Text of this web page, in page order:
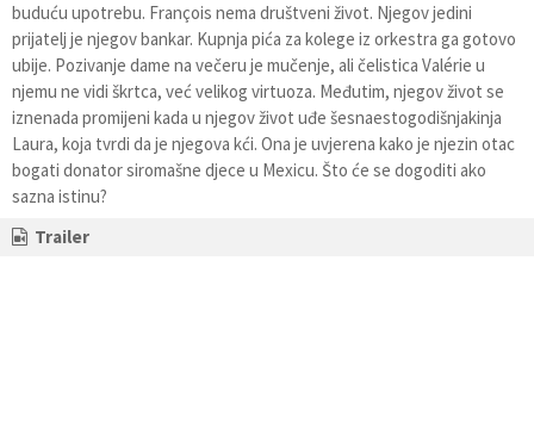
buduću upotrebu. François nema društveni život. Njegov jedini
prijatelj je njegov bankar. Kupnja pića za kolege iz orkestra ga gotovo
ubije. Pozivanje dame na večeru je mučenje, ali čelistica Valérie u
njemu ne vidi škrtca, već velikog virtuoza. Međutim, njegov život se
iznenada promijeni kada u njegov život uđe šesnaestogodišnjakinja
Laura, koja tvrdi da je njegova kći. Ona je uvjerena kako je njezin otac
bogati donator siromašne djece u Mexicu. Što će se dogoditi ako
sazna istinu?
Trailer